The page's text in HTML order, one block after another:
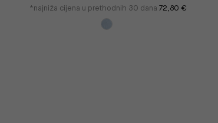
*najniža cijena u prethodnih 30 dana 72,80 €